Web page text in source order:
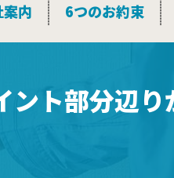
内 6つのお約束
ント部分辺